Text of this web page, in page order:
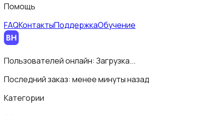
Помощь
FAQКонтактыПоддержкаОбучение
Пользователей онлайн: Загрузка...
Последний заказ: менее минуты назад
Категории